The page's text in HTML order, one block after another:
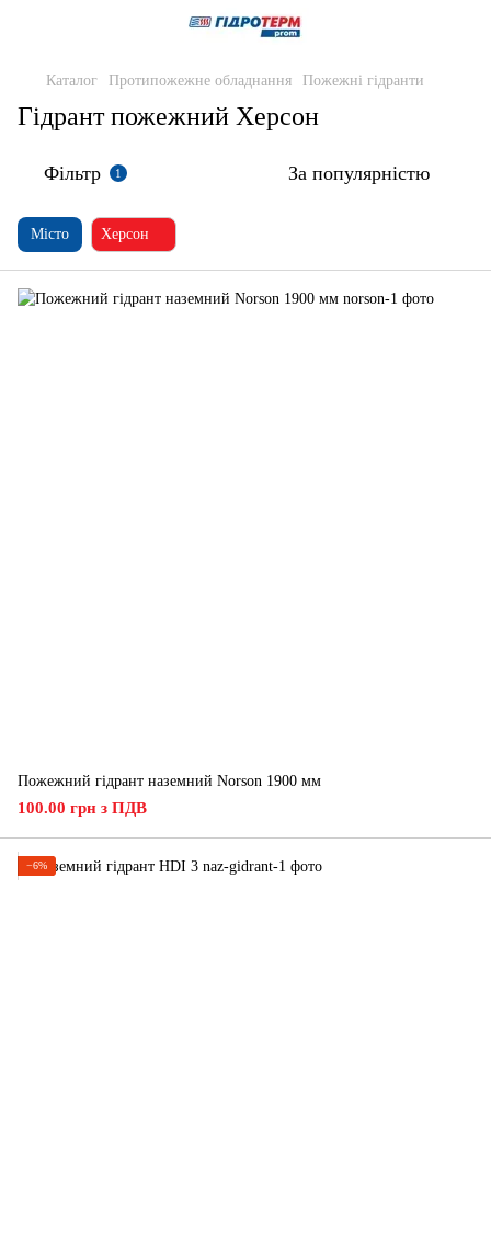
Каталог Протипожежне обладнання Пожежні гідранти
Гідрант пожежний Херсон
Фільтр 1 За популярністю
Місто Херсон
Пожежний гідрант наземний Norson 1900 мм
100.00 грн з ПДВ
−6%